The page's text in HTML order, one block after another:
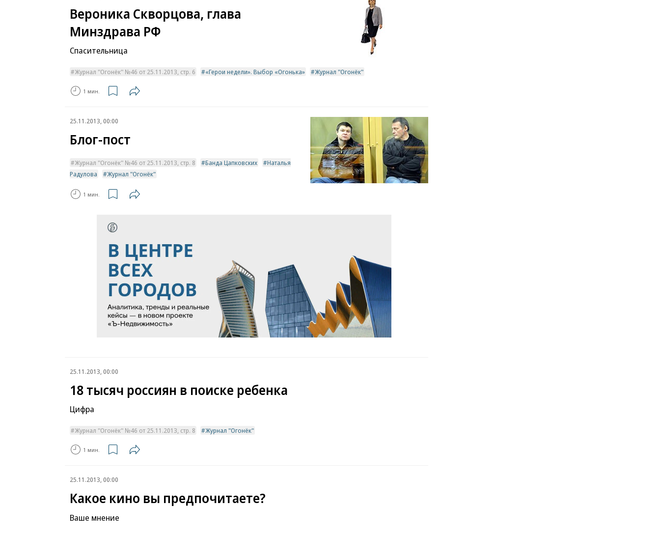
Вероника Скворцова, глава
Минздрава РФ
Спасительница
Журнал "Огонёк" №46 от 25.11.2013, стр. 6 «Герои недели». Выбор «Огонька» Журнал "Огонёк"
1 мин.
25.11.2013, 00:00
Блог-пост
Журнал "Огонёк" №46 от 25.11.2013, стр. 8 Банда Цапковских
Наталья
Радулова
Журнал "Огонёк"
1 мин.
25.11.2013, 00:00
18 тысяч россиян в поиске ребенка
Цифра
Журнал "Огонёк" №46 от 25.11.2013, стр. 8 Журнал "Огонёк"
1 мин.
25.11.2013, 00:00
Какое кино вы предпочитаете?
Ваше мнение